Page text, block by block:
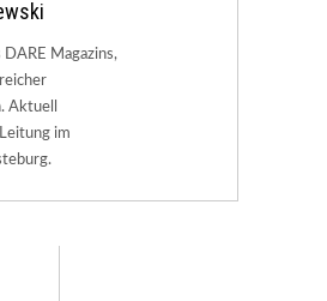
Magazins,
Aktuell
im